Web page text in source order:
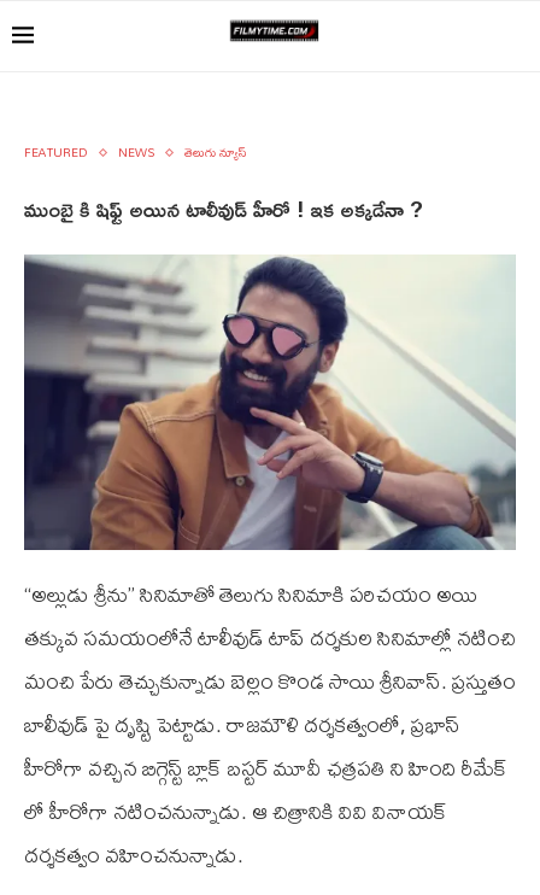
FEATURED NEWS తెలుగు న్యూస్
ముంబై కి షిఫ్ట్ అయిన టాలీవుడ్ హీరో ! ఇక అక్కడేనా ?
“అల్లుడు శ్రీను” సినిమాతో తెలుగు సినిమాకి పరిచయం అయి
తక్కువ సమయంలోనే టాలీవుడ్ టాప్ దర్శకుల సినిమాల్లో నటించి
మంచి పేరు తెచ్చుకున్నాడు బెల్లం కొండ సాయి శ్రీనివాస్. ప్రస్తుతం
బాలీవుడ్ పై దృష్టి పెట్టాడు. రాజమౌళి దర్శకత్వంలో, ప్రభాస్
హీరోగా వచ్చిన బిగ్గెస్ట్ బ్లాక్ బస్టర్ మూవీ ఛత్రపతి ని హింది రీమేక్
లో హీరోగా నటించనున్నాడు. ఆ చిత్రానికి వి‌వి వినాయక్
దర్శకత్వం వహించనున్నాడు.